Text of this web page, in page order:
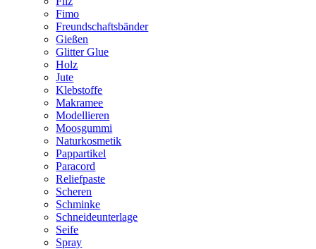
Fimo
Freundschaftsbänder
Gießen
Glitter Glue
Holz
Jute
Klebstoffe
Makramee
Modellieren
Moosgummi
Naturkosmetik
Pappartikel
Paracord
Reliefpaste
Scheren
Schminke
Schneideunterlage
Seife
Spray